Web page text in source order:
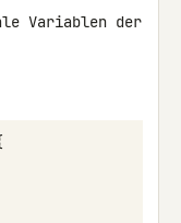
Variablen der